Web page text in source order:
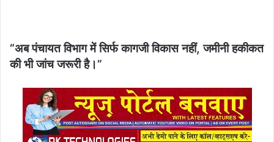
“अब पंचायत विभाग में सिर्फ कागजी विकास नहीं, जमीनी हकीकत
की भी जांच जरूरी है।”